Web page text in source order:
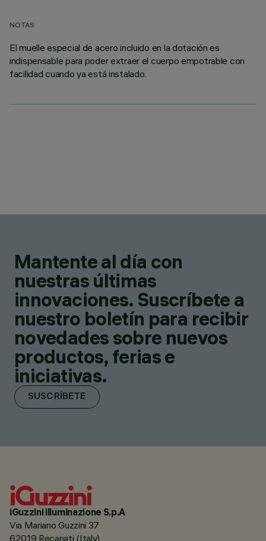
NOTAS
El muelle especial de acero incluido en la dotación es
indispensable para poder extraer el cuerpo empotrable con
facilidad cuando ya está instalado.
Mantente al día con
nuestras últimas
innovaciones. Suscríbete a
nuestro boletín para recibir
novedades sobre nuevos
productos, ferias e
iniciativas.
SUSCRÍBETE
iGuzzini illuminazione S.p.A
Via Mariano Guzzini 37
62019 Recanati (Italy)